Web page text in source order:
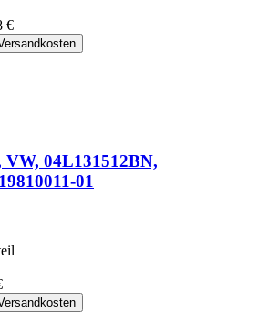
€
04L131512BN,
01